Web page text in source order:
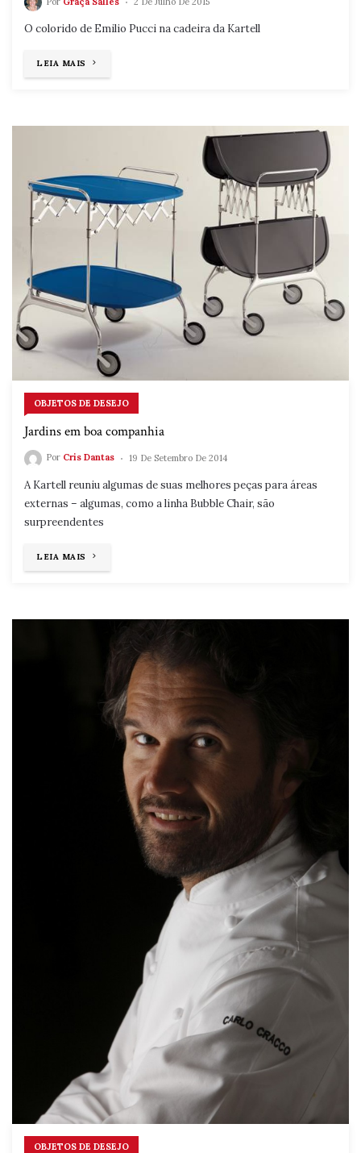
O colorido de Emilio Pucci na cadeira da Kartell
LEIA MAIS
OBJETOS DE DESEJO
Jardins em boa companhia
Por Cris Dantas 19 De Setembro De 2014
A Kartell reuniu algumas de suas melhores peças para áreas
externas – algumas, como a linha Bubble Chair, são
surpreendentes
LEIA MAIS
OBJETOS DE DESEJO